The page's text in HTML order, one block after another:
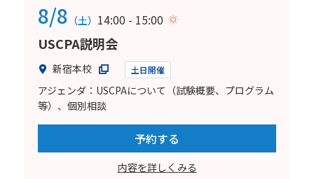
8/8 （土） 14:00 - 15:00
USCPA説明会
新宿本校 土日開催
アジェンダ：USCPAについて（試験概要、プログラム
等）、個別相談
予約する
内容を詳しくみる